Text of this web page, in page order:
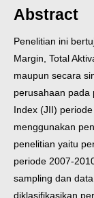
Abstract
Penelitian ini
Margin, Total
maupun secara
perusahaan pada
Index (JII)
menggunakan
penelitian yaitu
periode 2007-
sampling dan
diklasifikasikan